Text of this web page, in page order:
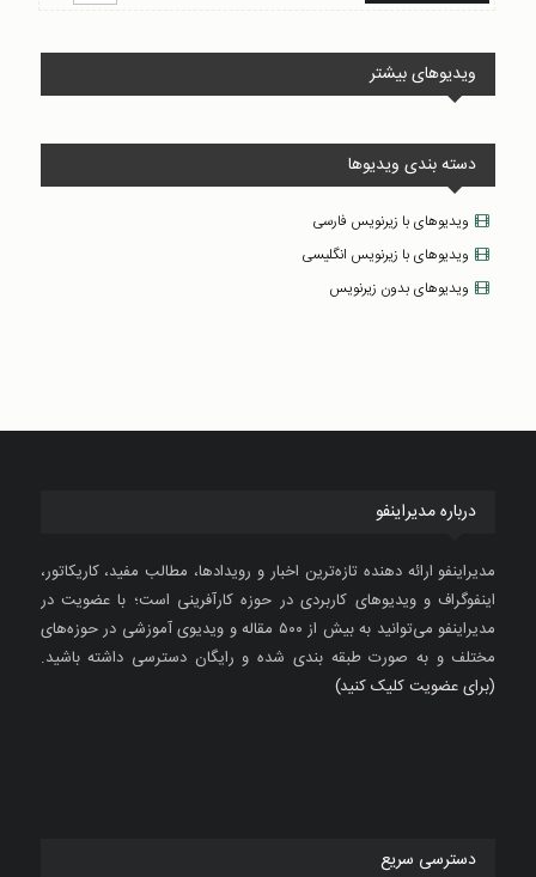
ویدیوهای بیشتر
دسته بندی ویدیوها
ویدیوهای با زیرنویس فارسی
ویدیوهای با زیرنویس انگلیسی
ویدیوهای بدون زیرنویس
درباره مدیراینفو
مدیراینفو ارائه دهنده تازه‌ترین اخبار و رویدادها، مطالب مفید، کاریکاتور،
اینفوگراف و ویدیوهای کاربردی در حوزه کارآفرینی است؛ با عضویت در
مدیراینفو می‌توانید به بیش از ۵۰۰ مقاله و ویدیوی آموزشی در حوزه‌های
مختلف و به صورت طبقه بندی شده و رایگان دسترسی داشته باشید.
(برای عضویت کلیک کنید)
دسترسی سریع